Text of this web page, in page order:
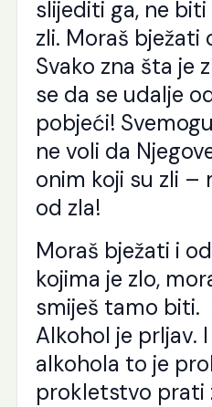
slijediti ga, ne
zli. Moraš bježati
Svako zna šta je
se da se udalje
pobjeći!
ne voli da
onim koji su zli –
od zla!
Moraš bježati i
kojima je zlo,
smiješ tamo biti.
Alkohol je prljav.
alkohola to je
prokletstvo prati